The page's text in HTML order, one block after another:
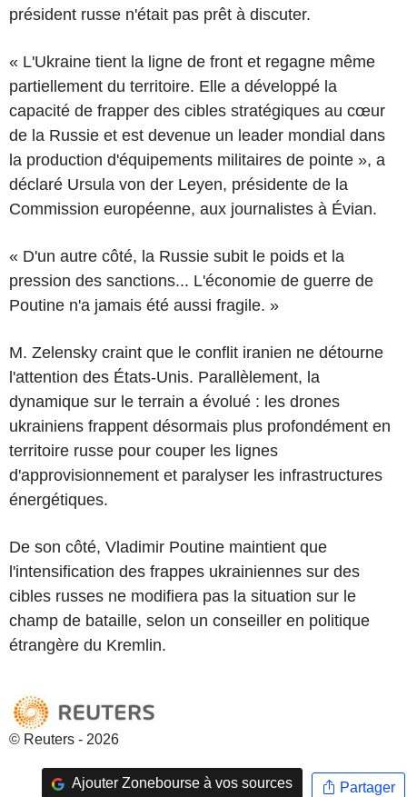
président russe n'était pas prêt à discuter.
« L'Ukraine tient la ligne de front et regagne même
partiellement du territoire. Elle a développé la
capacité de frapper des cibles stratégiques au cœur
de la Russie et est devenue un leader mondial dans
la production d'équipements militaires de pointe », a
déclaré Ursula von der Leyen, présidente de la
Commission européenne, aux journalistes à Évian.
« D'un autre côté, la Russie subit le poids et la
pression des sanctions... L'économie de guerre de
Poutine n'a jamais été aussi fragile. »
M. Zelensky craint que le conflit iranien ne détourne
l'attention des États-Unis. Parallèlement, la
dynamique sur le terrain a évolué : les drones
ukrainiens frappent désormais plus profondément en
territoire russe pour couper les lignes
d'approvisionnement et paralyser les infrastructures
énergétiques.
De son côté, Vladimir Poutine maintient que
l'intensification des frappes ukrainiennes sur des
cibles russes ne modifiera pas la situation sur le
champ de bataille, selon un conseiller en politique
étrangère du Kremlin.
© Reuters - 2026
Ajouter Zonebourse à vos sources Partager